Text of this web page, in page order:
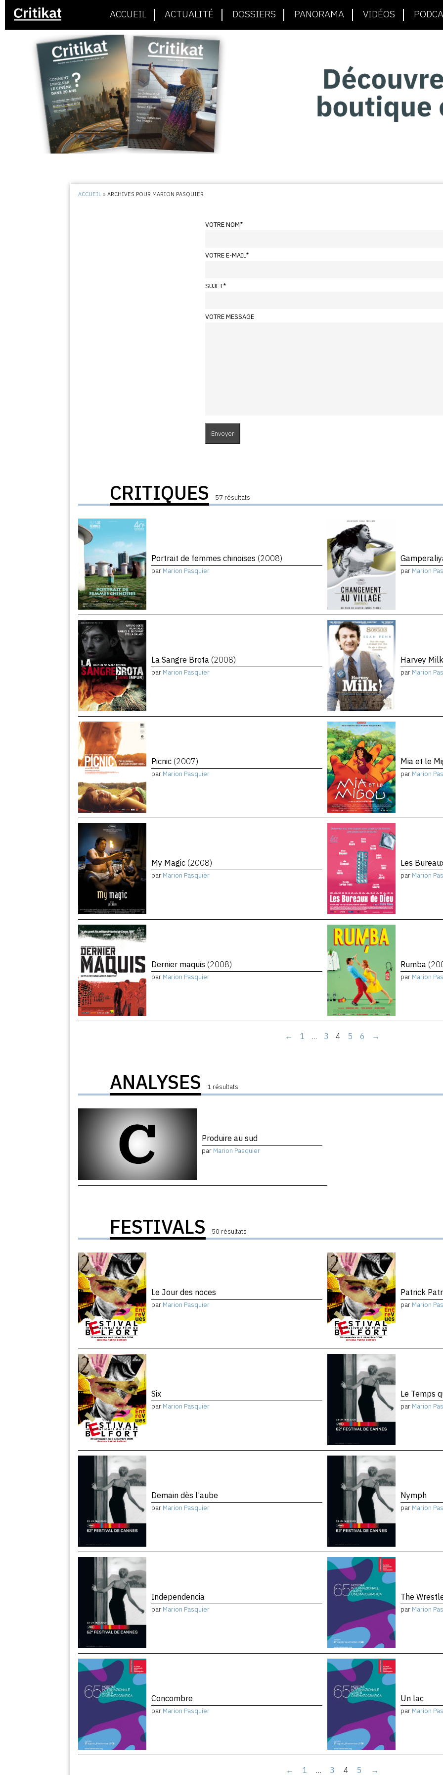
ACCUEIL ACTUALITÉ DOSSIERS PANORAMA VIDÉOS
ACCUEIL »ARCHIVES POUR MARION PASQUIER
VOTRE NOM*
VOTRE E-MAIL*
SUJET*
VOTRE MESSAGE
CRITIQUES 57 résultats
Portrait de femmes chinoises (2008)
par Marion Pasquier par Marion
La Sangre Brota (2008)
par Marion Pasquier
Harvey Milk
par Marion
Picnic (2007)
par Marion Pasquier
Mia et le
par Marion
My Magic (2008)
par Marion Pasquier
Les
par Marion
Dernier maquis (2008)
par Marion Pasquier
Rumba
par Marion
← 1 … 3 4 5 6 →
ANALYSES 1 résultats
Produire au sud
par Marion Pasquier
FESTIVALS 50 résultats
Le Jour des noces
par Marion Pasquier
Patrick
par Marion
Six
par Marion Pasquier
Le Temps
par Marion
Demain dès l’aube
par Marion Pasquier
Nymph
par Marion
Independencia
par Marion Pasquier
The
par Marion
Concombre
par Marion Pasquier
Un lac
par Marion
← 1 … 3 4 5 →